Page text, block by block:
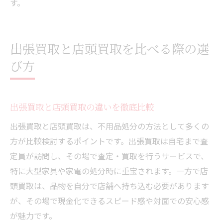
す。
出張買取と店頭買取を比べる際の選
び方
出張買取と店頭買取の違いを徹底比較
出張買取と店頭買取は、不用品処分の方法として多くの
方が比較検討するポイントです。出張買取は自宅まで査
定員が訪問し、その場で査定・買取を行うサービスで、
特に大型家具や家電の処分時に重宝されます。一方で店
頭買取は、品物を自分で店舗へ持ち込む必要があります
が、その場で現金化できるスピード感や対面での安心感
が魅力です。